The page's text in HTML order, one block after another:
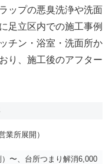
ップの悪臭洗浄や洗面
足立区内での施工事例
チン・浴室・洗面所か
り、施工後のアフター
業所展開）
〜、台所つまり解消6,000